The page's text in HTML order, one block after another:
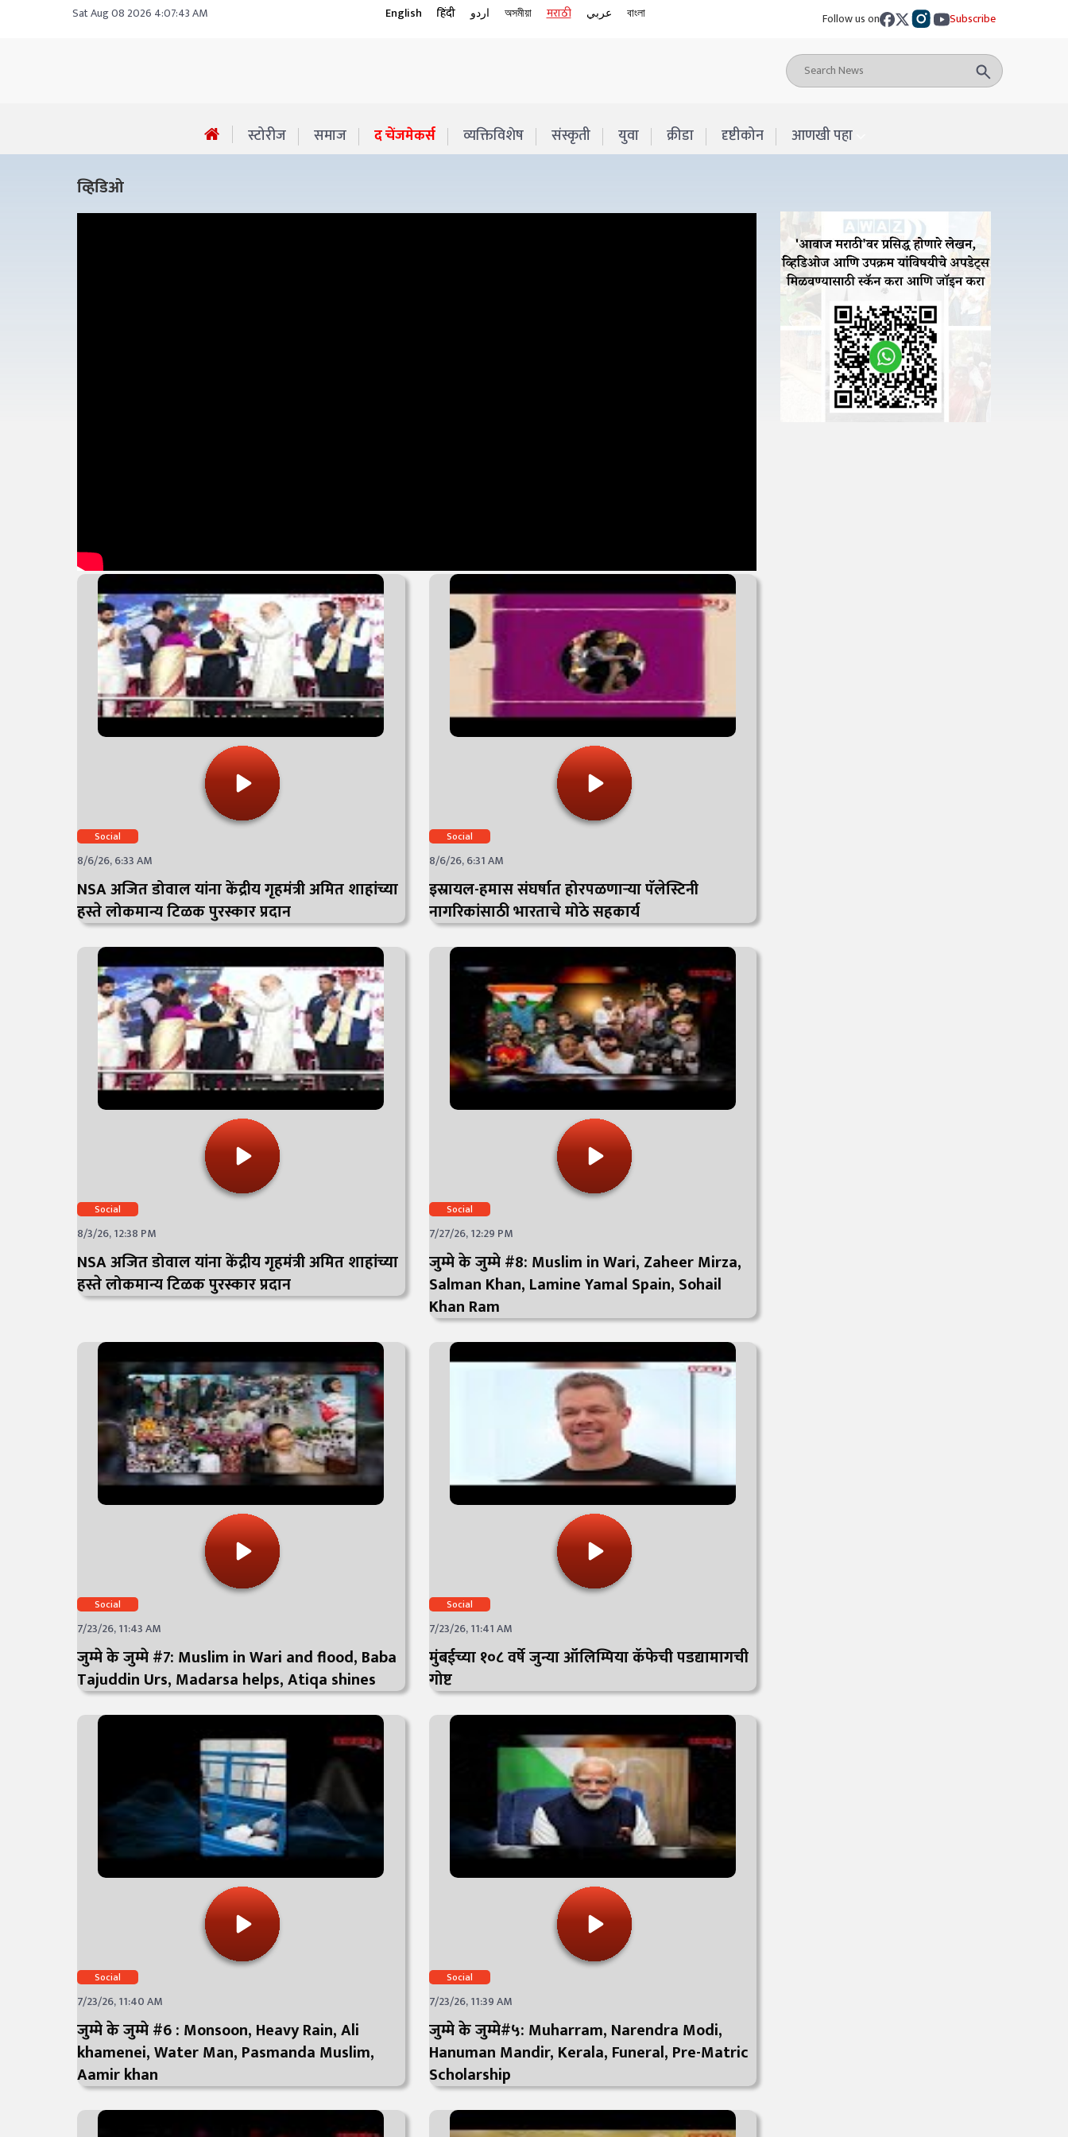
Sat Aug 08 2026 4:07:43 AM English हिंदी اردو অসমীয়া मराठी عربي বাংলা Follow us on Subscribe
स्टोरीज समाज द चेंजमेकर्स व्यक्तिविशेष संस्कृती युवा क्रीडा दृष्टीकोन आणखी पहा
व्हिडिओ
Social
8/6/26, 6:33 AM
NSA अजित डोवाल यांना केंद्रीय गृहमंत्री अमित शाहांच्या
हस्ते लोकमान्य टिळक पुरस्कार प्रदान
Social
8/6/26, 6:31 AM
इस्रायल-हमास संघर्षात होरपळणाऱ्या पॅलेस्टिनी
नागरिकांसाठी भारताचे मोठे सहकार्य
Social
8/3/26, 12:38 PM
NSA अजित डोवाल यांना केंद्रीय गृहमंत्री अमित शाहांच्या
हस्ते लोकमान्य टिळक पुरस्कार प्रदान
Social
7/27/26, 12:29 PM
जुम्मे के जुम्मे #8: Muslim in Wari, Zaheer Mirza,
Salman Khan, Lamine Yamal Spain, Sohail
Khan Ram
Social
7/23/26, 11:43 AM
जुम्मे के जुम्मे #7: Muslim in Wari and flood, Baba
Tajuddin Urs, Madarsa helps, Atiqa shines
Social
7/23/26, 11:41 AM
मुंबईच्या १०८ वर्षे जुन्या ऑलिम्पिया कॅफेची पडद्यामागची
गोष्ट
Social
7/23/26, 11:40 AM
जुम्मे के जुम्मे #6 : Monsoon, Heavy Rain, Ali
khamenei, Water Man, Pasmanda Muslim,
Aamir khan
Social
7/23/26, 11:39 AM
जुम्मे के जुम्मे#५: Muharram, Narendra Modi,
Hanuman Mandir, Kerala, Funeral, Pre-Matric
Scholarship